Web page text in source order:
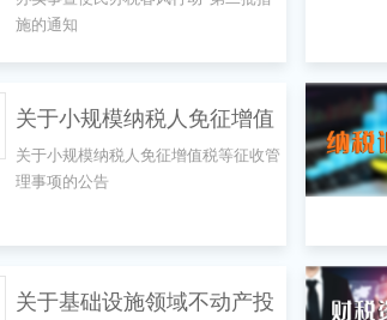
春风行动”第二批措施的通知
施的通知
关于小规模纳税人免征增值
税等征收管理事项的公告
关于小规模纳税人免征增值税等征收管
理事项的公告
关于基础设施领域不动产投